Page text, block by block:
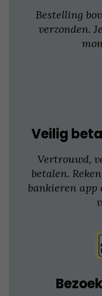
Bestelling
verzonden.
Veilig
Vertrouwd,
betalen.
bankieren app